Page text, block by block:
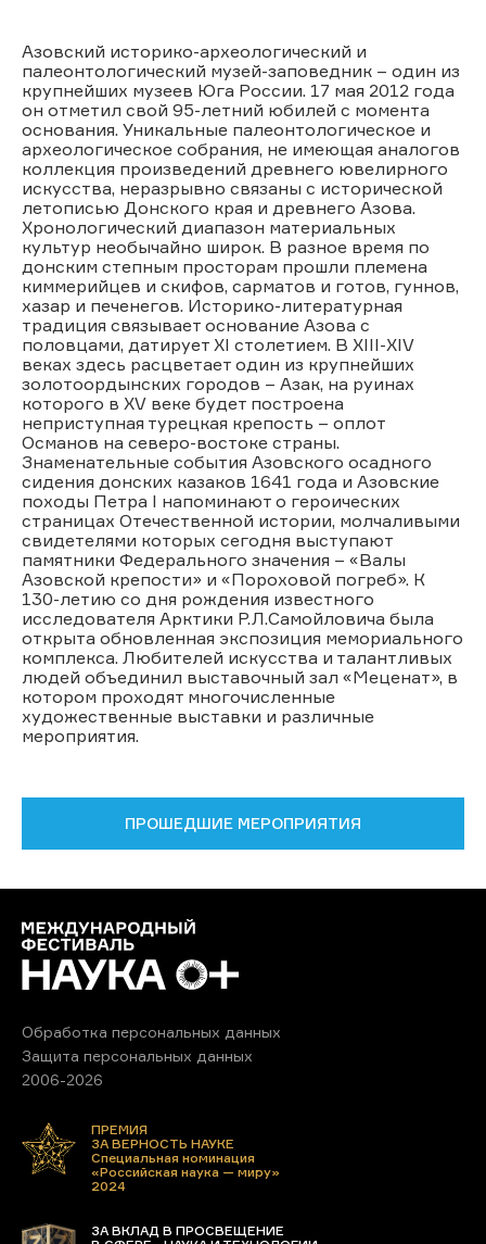
Азовский историко-археологический и
палеонтологический музей-заповедник – один из
крупнейших музеев Юга России. 17 мая 2012 года
он отметил свой 95-летний юбилей с момента
основания. Уникальные палеонтологическое и
археологическое собрания, не имеющая аналогов
коллекция произведений древнего ювелирного
искусства, неразрывно связаны с исторической
летописью Донского края и древнего Азова.
Хронологический диапазон материальных
культур необычайно широк. В разное время по
донским степным просторам прошли племена
киммерийцев и скифов, сарматов и готов, гуннов,
хазар и печенегов. Историко-литературная
традиция связывает основание Азова с
половцами, датирует XI столетием. В XIII-XIV
веках здесь расцветает один из крупнейших
золотоордынских городов – Азак, на руинах
которого в XV веке будет построена
неприступная турецкая крепость – оплот
Османов на северо-востоке страны.
Знаменательные события Азовского осадного
сидения донских казаков 1641 года и Азовские
походы Петра I напоминают о героических
страницах Отечественной истории, молчаливыми
свидетелями которых сегодня выступают
памятники Федерального значения – «Валы
Азовской крепости» и «Пороховой погреб». К
130-летию со дня рождения известного
исследователя Арктики Р.Л.Самойловича была
открыта обновленная экспозиция мемориального
комплекса. Любителей искусства и талантливых
людей объединил выставочный зал «Меценат», в
котором проходят многочисленные
художественные выставки и различные
мероприятия.
ПРОШЕДШИЕ МЕРОПРИЯТИЯ
Обработка персональных данных
Защита персональных данных
2006-2026
ПРЕМИЯ
ЗА ВЕРНОСТЬ НАУКЕ
Специальная номинация
«Российская наука — миру»
2024
ЗА ВКЛАД В ПРОСВЕЩЕНИЕ